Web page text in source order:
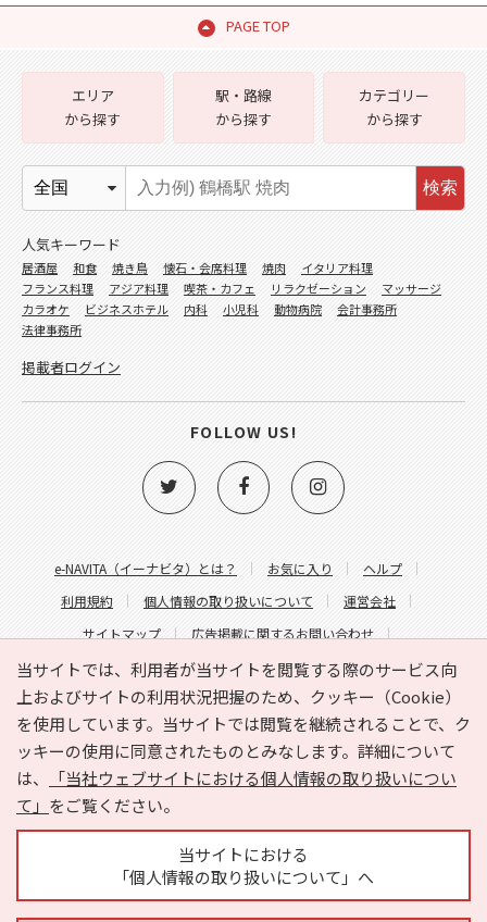
PAGE TOP
当サイトでは、利用者が当サイトを閲覧する際のサービス向
上およびサイトの利用状況把握のため、クッキー（Cookie）
を使用しています。当サイトでは閲覧を継続されることで、ク
ッキーの使用に同意されたものとみなします。詳細について
は、
「当社ウェブサイトにおける個人情報の取り扱いについ
て」 をご覧ください。
当サイトにおける
「個人情報の取り扱いについて」へ
e-NAVITA（イーナビタ）とは？ お気に入り
ヘルプ
利用規約
個人情報の取り扱いについて
運営会社
サイトマップ
広告掲載に関するお問い合わせ
サイトの内容に関するお問い合わせ
エリア
から探す
駅・路線
から探す
カテゴリー
から探す
検索
人気キーワード
居酒屋 和食 焼き鳥 懐石・会席料理 焼肉
イタリア料理
フランス料理
アジア料理 喫茶・カフェ リラクゼーション
マッサージ
カラオケ
ビジネスホテル 内科 小児科 動物病院
会計事務所
法律事務所
掲載者ログイン
FOLLOW US!
Copyright © HYOJITO.Co.,Ltd. All Rights Reserved.